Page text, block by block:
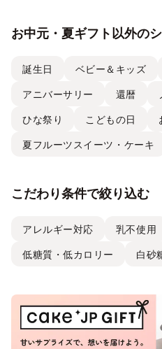
お中元・夏ギフト以外の
誕生日 ベビー＆キッズ
アニバーサリー 還暦
ひな祭り こどもの日
夏フルーツスイーツ・ケーキ
こだわり条件で絞り込む
アレルギー対応 乳不使用
低糖質・低カロリー 白砂